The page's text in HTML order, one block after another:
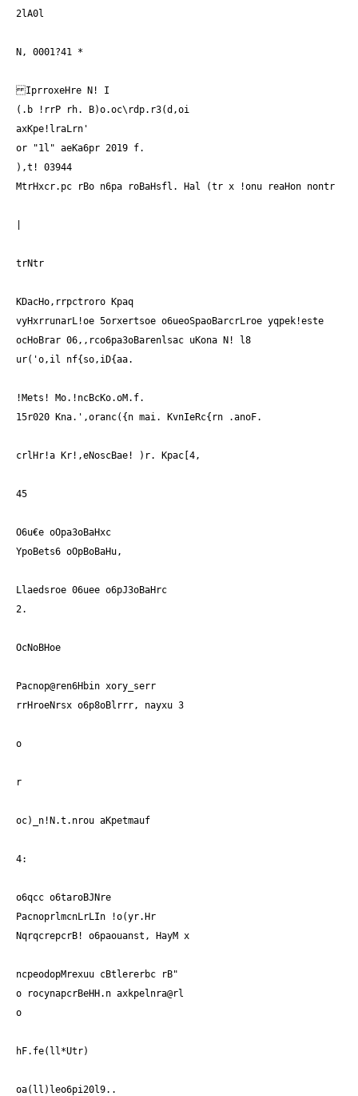
2lA0l
N, 0001?41 *
IprroxeHre N! I
(.b !rrP rh. B)o.oc\rdp.r3(d,oi
axKpe!lraLrn'
or "1l" aeKa6pr 2019 f.
),t! 03944
MtrHxcr.pc rBo n6pa roBaHsfl. Hal (tr x !onu reaHon nontr
trNtr
KDacHo,rrpctroro Kpaq
vyHxrrunarL!oe 5orxertsoe o6ueoSpaoBarcrLroe yqpek!este
ocHoBrar 06,,rco6pa3oBarenlsac uKona N! l8
ur('o,il nf{so,iD{aa.
!Mets! Mo.!ncBcKo.oM.f.
15r020 Kna.',oranc({n mai. KvnIeRc{rn .anoF.
crlHr!a Kr!,eNoscBae! )r. Kpac[4,
45
O6u€e oOpa3oBaHxc
YpoBets6 oOpBoBaHu,
Llaedsroe 06uee o6pJ3oBaHrc
2.
OcNoBHoe
Pacnop@ren6Hbin xory_serr
rrHroeNrsx o6p8oBlrrr, nayxu 3
o
r
oc)_n!N.t.nrou aKpetmauf
4:
o6qcc o6taroBJNre
PacnoprlmcnLrLIn !o(yr.Hr
NqrqcrepcrB! o6paouanst, HayM x
ncpeodopMrexuu cBtlererbc rB"
o rocynapcrBeHH.n axkpelnra@rl
o
hF.fe(ll*Utr)
oa(ll)leo6pi20l9..